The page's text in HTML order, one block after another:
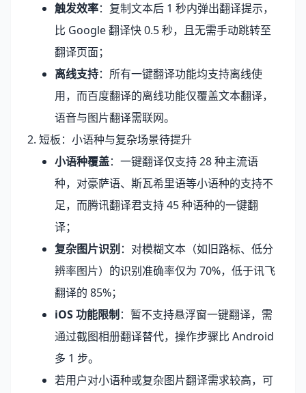
触发效率：复制文本后 1 秒内弹出翻译提示，
比 Google 翻译快 0.5 秒，且无需手动跳转至
翻译页面；
离线支持：所有一键翻译功能均支持离线使
用，而百度翻译的离线功能仅覆盖文本翻译，
语音与图片翻译需联网。
2. 短板：小语种与复杂场景待提升
小语种覆盖：一键翻译仅支持 28 种主流语
种，对豪萨语、斯瓦希里语等小语种的支持不
足，而腾讯翻译君支持 45 种语种的一键翻
译；
复杂图片识别 ：对模糊文本（如旧路标、低分
辨率图片）的识别准确率仅为 70%，低于讯飞
翻译的 85%；
iOS 功能限制 ：暂不支持悬浮窗一键翻译，需
通过截图相册翻译替代，操作步骤比 Android
多 1 步。
若用户对小语种或复杂图片翻译需求较高，可